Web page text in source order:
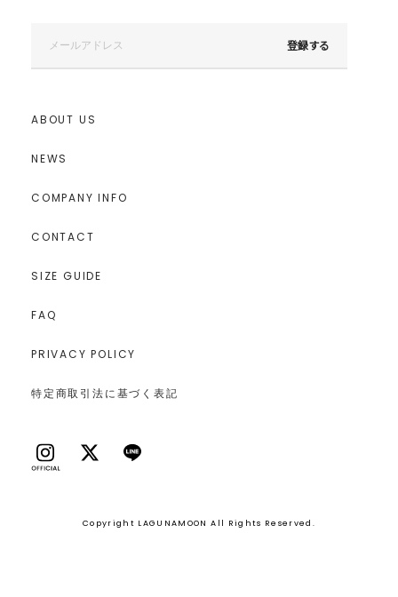
登録する
ABOUT US
NEWS
COMPANY INFO
CONTACT
SIZE GUIDE
FAQ
PRIVACY POLICY
特定商取引法に基づく表記
Copyright LAGUNAMOON All Rights Reserved.